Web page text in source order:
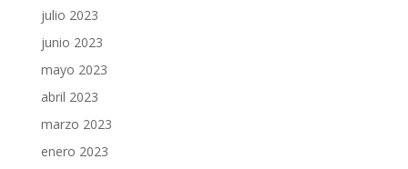
julio 2023
junio 2023
mayo 2023
abril 2023
marzo 2023
enero 2023